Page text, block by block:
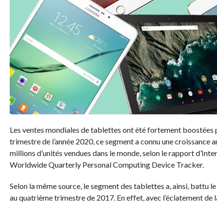
Les ventes mondiales de tablettes ont été fortement
trimestre de l’année 2020, ce segment a connu une croissance
millions d’unités vendues dans le monde, selon le rapport
Worldwide Quarterly Personal Computing Device Tracker.
Selon la même source, le segment des tablettes a, ainsi, battu
au quatrième trimestre de 2017. En effet, avec l’éclatement